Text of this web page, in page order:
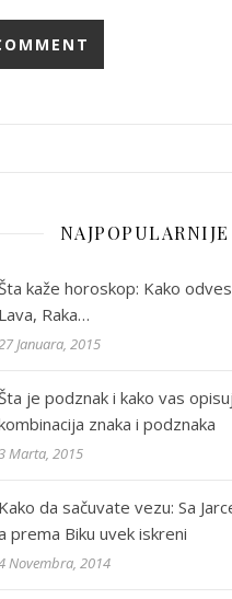
NAJPOPULARNIJE
kaže horoskop: Kako
Lava, Raka…
Januara, 2015
je podznak i kako vas
znaka i podznaka
Marta, 2015
Kako da sačuvate vezu: Sa
prema Biku uvek iskreni
Novembra, 2014